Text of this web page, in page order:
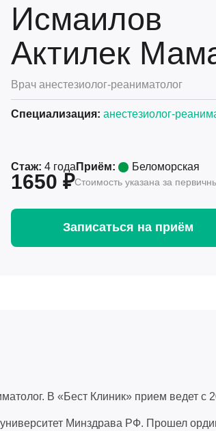
Исмаилов
Актилек
Врач анестезиолог-реаниматолог
Специализация: анестезиолог-
Стаж: 4 года Приём: Беломорская
1650 ₽Стоимость указана за
Записаться на приём
В «Бест Клиник» прием ведет с
Минздрава РФ. Прошел